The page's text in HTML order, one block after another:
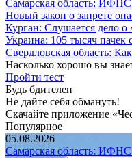
Самарская область:
Новый закон о запрете
Курган: Слушается дело
Украина: 105 тысяч пачек
Свердловская область:
Насколько хорошо вы
Пройти тест
Будь бдителен
Не дайте себя обмануть!
Скачайте приложение
Популярное
05.08.2026
Самарская область: